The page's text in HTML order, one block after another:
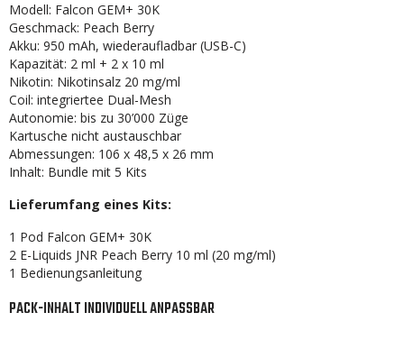
Modell: Falcon GEM+ 30K
Geschmack: Peach Berry
Akku: 950 mAh, wiederaufladbar (USB-C)
Kapazität: 2 ml + 2 x 10 ml
Nikotin: Nikotinsalz 20 mg/ml
Coil: integriertee Dual-Mesh
Autonomie: bis zu 30’000 Züge
Kartusche nicht austauschbar
Abmessungen: 106 x 48,5 x 26 mm
Inhalt: Bundle mit 5 Kits
Lieferumfang eines Kits:
1 Pod Falcon GEM+ 30K
2 E-Liquids JNR Peach Berry 10 ml (20 mg/ml)
1 Bedienungsanleitung
PACK-INHALT INDIVIDUELL ANPASSBAR